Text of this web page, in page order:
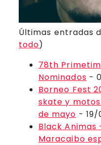
Últimas entradas
todo)
78th
Nominados -
Borneo Fest
skate y
de mayo -
Black Animas
Maracaibo